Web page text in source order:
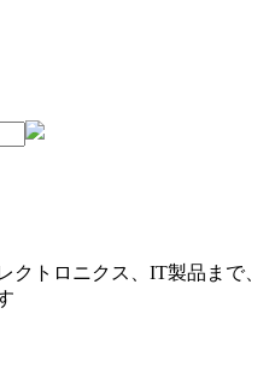
クトロニクス、IT製品まで、